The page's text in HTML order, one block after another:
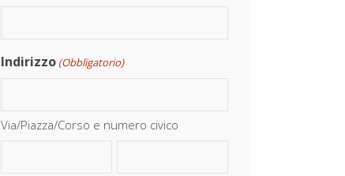
Indirizzo (Obbligatorio)
Via/Piazza/Corso e numero civico